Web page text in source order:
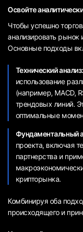
Освойте
Чтобы успешно
анализировать рынок
Основные подходы
Технический анализ:
использование
(например, MACD,
трендовых линий.
оптимальные
Фундаментальный
проекта, включая
партнерства и
крипторынка.
Комбинируя оба
происходящего и